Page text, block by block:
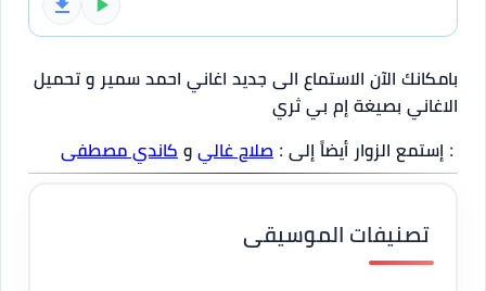
بامكانك الآن الاستماع الى جديد اغاني احمد سمير و تحميل
الاغاني بصيغة إم بي ثري
: إستمع الزوار أيضاً إلى : صلاح غاليو كاندي مصطفى
تصنيفات الموسيقى